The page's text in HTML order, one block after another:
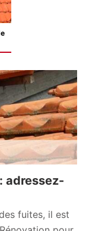
adressez-
fuites, il est